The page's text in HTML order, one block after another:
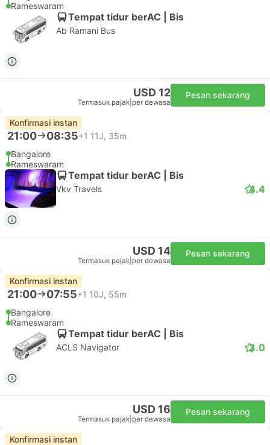
Rameswaram
Tempat tidur berAC | Bis
Ab Ramani Bus
USD 12
Termasuk pajak per dewasa
Pesan sekarang
Konfirmasi instan
21:00 08:35+1 11J, 35m
Bangalore
Rameswaram
Tempat tidur berAC | Bis
Vkv Travels 4.4
USD 14
Termasuk pajak per dewasa
Pesan sekarang
Konfirmasi instan
21:00 07:55+1 10J, 55m
Bangalore
Rameswaram
Tempat tidur berAC | Bis
ACLS Navigator 3.0
USD 16
Termasuk pajak per dewasa
Pesan sekarang
Konfirmasi instan